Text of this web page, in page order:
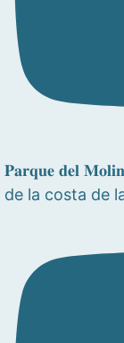
𝐏𝐚𝐫𝐪𝐮𝐞 𝐝𝐞𝐥
de la costa de